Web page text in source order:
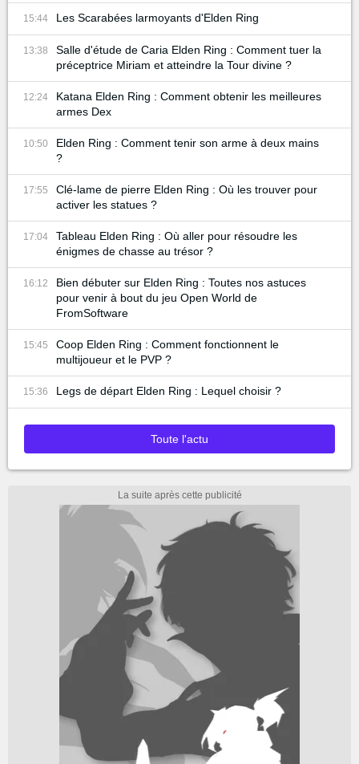
15:44 Les Scarabées larmoyants d'Elden Ring
13:38
Salle d'étude de Caria Elden Ring : Comment tuer la
préceptrice Miriam et atteindre la Tour divine ?
12:24
Katana Elden Ring : Comment obtenir les meilleures
armes Dex
10:50
Elden Ring : Comment tenir son arme à deux mains
?
17:55
Clé-lame de pierre Elden Ring : Où les trouver pour
activer les statues ?
17:04
Tableau Elden Ring : Où aller pour résoudre les
énigmes de chasse au trésor ?
16:12
Bien débuter sur Elden Ring : Toutes nos astuces
pour venir à bout du jeu Open World de
FromSoftware
15:45
Coop Elden Ring : Comment fonctionnent le
multijoueur et le PVP ?
15:36 Legs de départ Elden Ring : Lequel choisir ?
Toute l'actu